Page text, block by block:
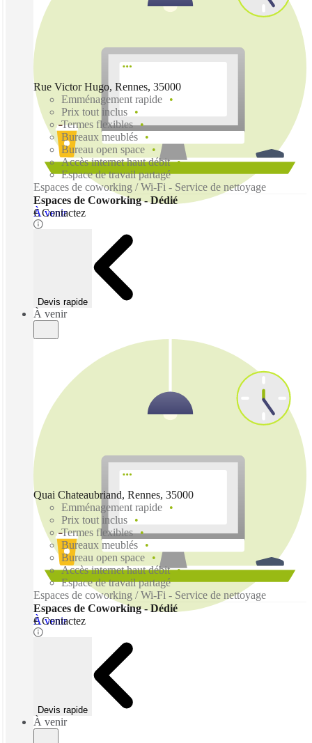
À venir
Rue Victor Hugo, Rennes, 35000
Emménagement rapide
Prix tout inclus
Termes flexibles
Bureaux meublés
Bureau open space
Accès internet haut débit
Espace de travail partagé
Espaces de coworking / Wi-Fi - Service de nettoyage
Espaces de Coworking - Dédié
€ Contactez
Devis rapide
À venir
À venir
Quai Chateaubriand, Rennes, 35000
Emménagement rapide
Prix tout inclus
Termes flexibles
Bureaux meublés
Bureau open space
Accès internet haut débit
Espace de travail partagé
Espaces de coworking / Wi-Fi - Service de nettoyage
Espaces de Coworking - Dédié
€ Contactez
Devis rapide
À venir